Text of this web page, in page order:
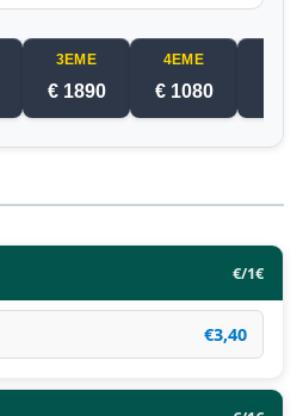
3EME
€ 1890
4EME
€ 1080
€/1€
€3,40